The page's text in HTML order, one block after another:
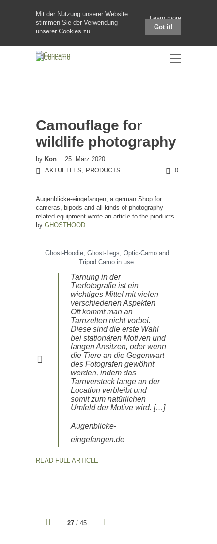
Mit der Nutzung unserer Website
stimmen Sie der Verwendung
unserer Cookies zu.
Learn more
Got it!
Camouflage for
wildlife photography
by Kon
25. März 2020
AKTUELLES, PRODUCTS 0
Augenblicke-eingefangen, a german Shop for
cameras, bipods and all kinds of photography
related equipment wrote an article to the products
by GHOSTHOOD.
Ghost-Hoodie, Ghost-Legs, Optic-Camo and
Tripod Camo in use.
Tarnung in der
Tierfotografie ist ein
wichtiges Mittel mit vielen
verschiedenen Aspekten
Oft kommt man an
Tarnzelten nicht vorbei.
Diese sind die erste Wahl
bei stationären Motiven und
langen Ansitzen, oder wenn
die Tiere an die Gegenwart
des Fotografen gewöhnt
werden, indem das
Tarnversteck lange an der
Location verbleibt und
somit zum natürlichen
Umfeld der Motive wird. […]
Augenblicke-
eingefangen.de
READ FULL ARTICLE
27 / 45